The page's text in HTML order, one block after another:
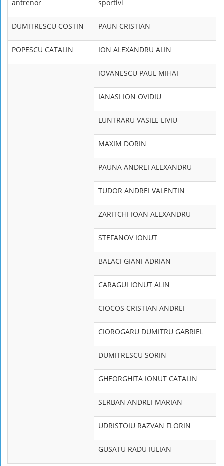
antrenor sportivi
DUMITRESCU COSTIN PAUN CRISTIAN
POPESCU CATALIN ION ALEXANDRU ALIN
IOVANESCU PAUL MIHAI
IANASI ION OVIDIU
LUNTRARU VASILE LIVIU
MAXIM DORIN
PAUNA ANDREI ALEXANDRU
TUDOR ANDREI VALENTIN
ZARITCHI IOAN ALEXANDRU
STEFANOV IONUT
BALACI GIANI ADRIAN
CARAGUI IONUT ALIN
CIOCOS CRISTIAN ANDREI
CIOROGARU DUMITRU GABRIEL
DUMITRESCU SORIN
GHEORGHITA IONUT CATALIN
SERBAN ANDREI MARIAN
UDRISTOIU RAZVAN FLORIN
GUSATU RADU IULIAN